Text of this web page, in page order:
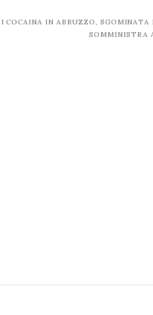
COCAINA IN ABRUZZO,
SOMMINISTRA